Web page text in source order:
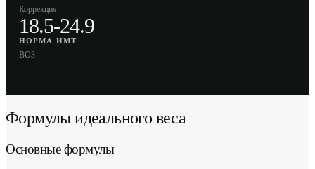
Коррекция
18.5-24.9
НОРМА ИМТ
ВОЗ
Формулы идеального веса
Основные формулы